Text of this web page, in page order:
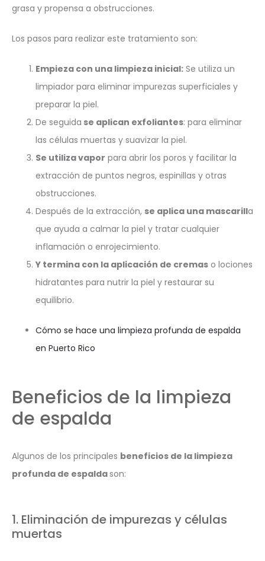
grasa y propensa a obstrucciones.
Los pasos para realizar este tratamiento son:
Empieza con una limpieza inicial: Se utiliza un
limpiador para eliminar impurezas superficiales y
preparar la piel.
De seguida se aplican exfoliantes: para eliminar
las células muertas y suavizar la piel.
Se utiliza vapor para abrir los poros y facilitar la
extracción de puntos negros, espinillas y otras
obstrucciones.
Después de la extracción, se aplica una mascarilla
que ayuda a calmar la piel y tratar cualquier
inflamación o enrojecimiento.
Y termina con la aplicación de cremas o lociones
hidratantes para nutrir la piel y restaurar su
equilibrio.
Cómo se hace una limpieza profunda de espalda
en Puerto Rico
Beneficios de la limpieza
de espalda
Algunos de los principales beneficios de la limpieza
profunda de espaldason:
1. Eliminación de impurezas y células
muertas